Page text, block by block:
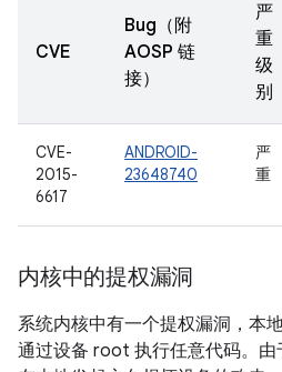
CVE
Bug（附
AOSP 链
接）
严
重
级
别
CVE-
2015-
6617
ANDROID-
23648740
严
重
内核中的提权漏洞
系统内核中有一个提权漏洞，本
通过设备 root 执行任意代码。由